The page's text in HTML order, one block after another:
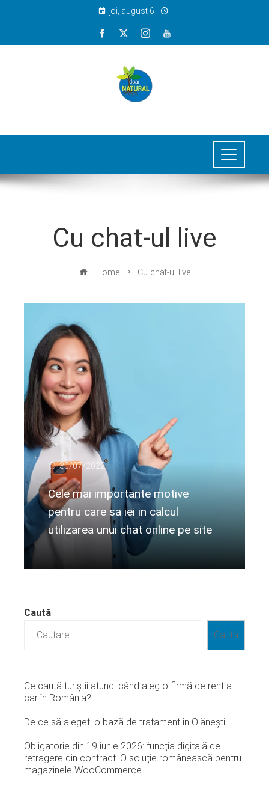
joi, august 6
Cu chat-ul live
Home Cu chat-ul live
30/07/2022
Cele mai importante motive
pentru care sa iei in calcul
utilizarea unui chat online pe site
Citeste mai departe...
Caută
Caută
Ce caută turiștii atunci când aleg o firmă de rent a
car în România?
De ce să alegeți o bază de tratament în Olănești
Obligatorie din 19 iunie 2026: funcția digitală de
retragere din contract. O soluție românească pentru
magazinele WooCommerce